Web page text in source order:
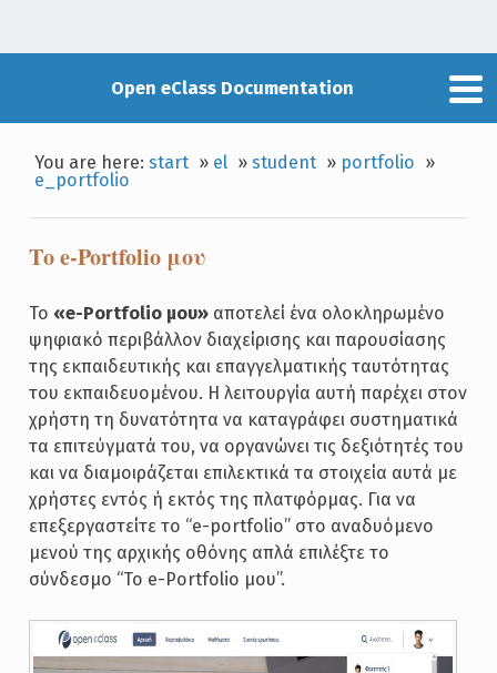
Open eClass Documentation
You are here:start » el »student » portfolio »
e_portfolio
Το e-Portfolio μου
Το «e-Portfolio μου»αποτελεί ένα ολοκληρωμένο
ψηφιακό περιβάλλον διαχείρισης και παρουσίασης
της εκπαιδευτικής και επαγγελματικής ταυτότητας
του εκπαιδευομένου. Η λειτουργία αυτή παρέχει στον
χρήστη τη δυνατότητα να καταγράφει συστηματικά
τα επιτεύγματά του, να οργανώνει τις δεξιότητές του
και να διαμοιράζεται επιλεκτικά τα στοιχεία αυτά με
χρήστες εντός ή εκτός της πλατφόρμας. Για να
επεξεργαστείτε το “e-portfolio” στο αναδυόμενο
μενού της αρχικής οθόνης απλά επιλέξτε το
σύνδεσμο “Το e-Portfolio μου”.